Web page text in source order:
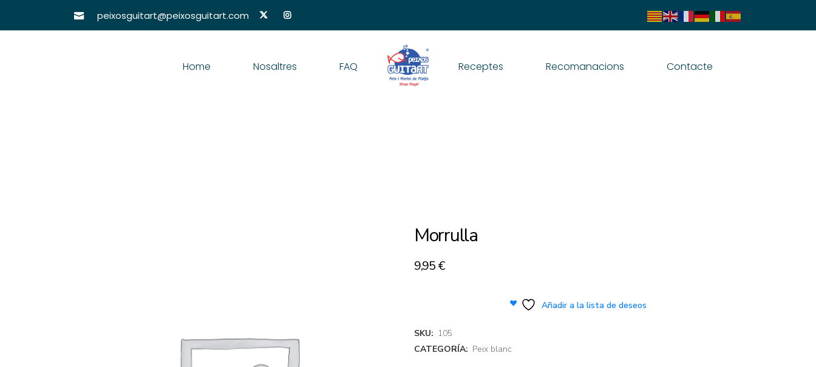
peixosguitart@peixosguitart.com
Home Nosaltres FAQ Receptes Recomanacions Contacte
Morrulla
9,95€
Añadir a la lista de deseos
SKU: 105
CATEGORÍA: Peix blanc